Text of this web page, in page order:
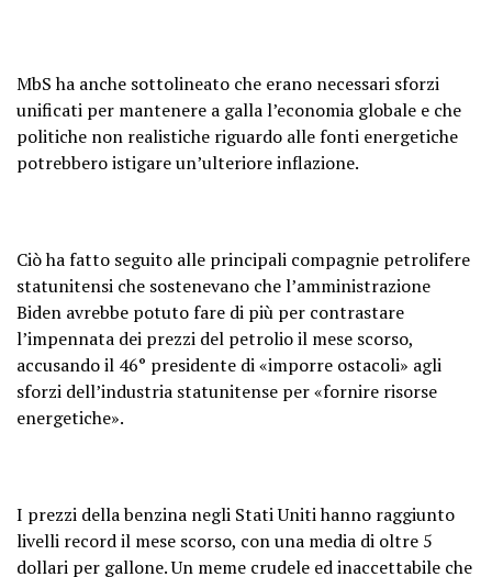
MbS ha anche sottolineato che erano necessari sforzi
unificati per mantenere a galla l’economia globale e che
politiche non realistiche riguardo alle fonti energetiche
potrebbero istigare un’ulteriore inflazione.
Ciò ha fatto seguito alle principali compagnie petrolifere
statunitensi che sostenevano che l’amministrazione
Biden avrebbe potuto fare di più per contrastare
l’impennata dei prezzi del petrolio il mese scorso,
accusando il 46° presidente di «imporre ostacoli» agli
sforzi dell’industria statunitense per «fornire risorse
energetiche».
I prezzi della benzina negli Stati Uniti hanno raggiunto
livelli record il mese scorso, con una media di oltre 5
dollari per gallone. Un meme crudele ed inaccettabile che